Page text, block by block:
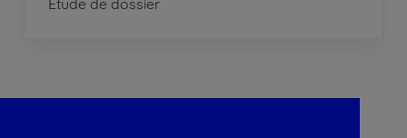
Etude de dossier